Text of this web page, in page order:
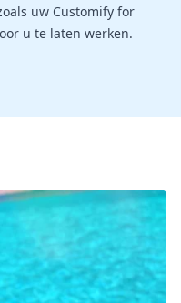
uw Customify for
u te laten werken.